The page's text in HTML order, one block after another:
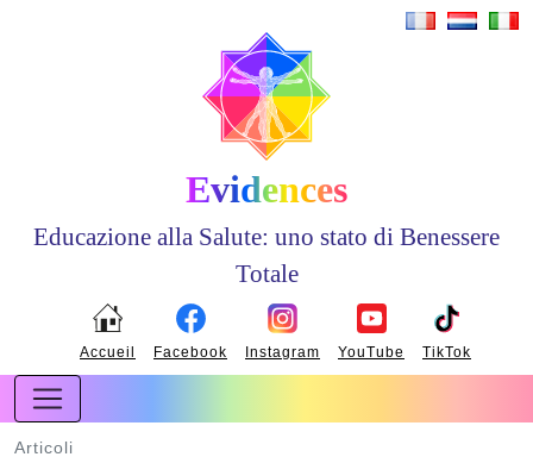
Evidences
Educazione alla Salute: uno stato di Benessere
Totale
TikTok
YouTube
Instagram
Facebook
Accueil
Articoli